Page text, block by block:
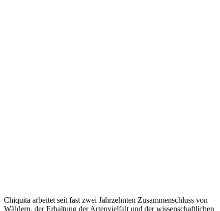
Chiquita arbeitet seit fast zwei Jahrzehnten Zusammenschluss von
Wäldern, der Erhaltung der Artenvielfalt und der wissenschaftlichen